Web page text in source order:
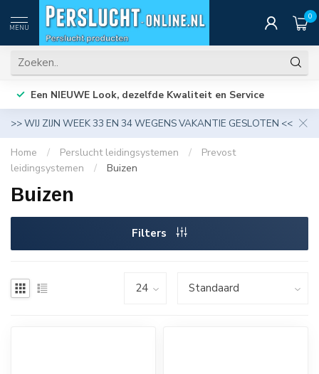
MENU
0
Een NIEUWE Look, dezelfde Kwaliteit en Service
>> WIJ ZIJN WEEK 33 EN 34 WEGENS VAKANTIE GESLOTEN <<
Home / Perslucht leidingsystemen /
Prevost
leidingsystemen
/ Buizen
Buizen
Filters